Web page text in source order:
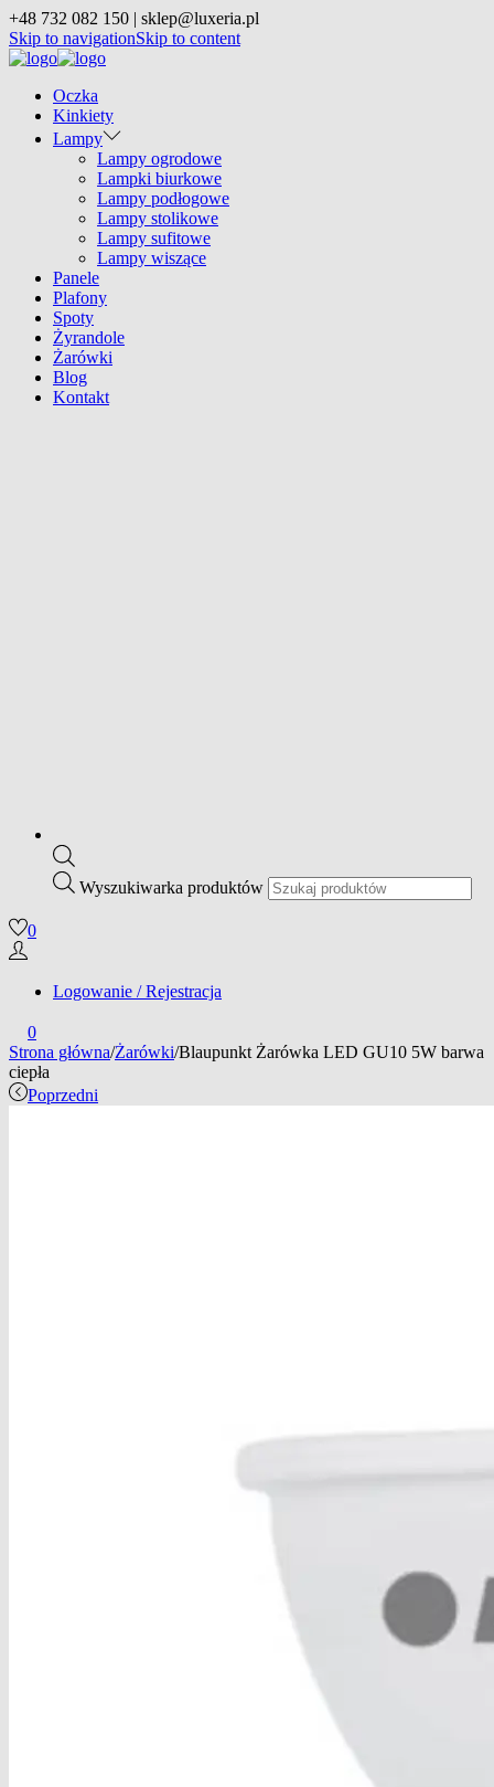
+48 732 082 150 | sklep@luxeria.pl
Skip to navigationSkip to content
Oczka
Kinkiety
Lampy
Lampy ogrodowe
Lampki biurkowe
Lampy podłogowe
Lampy stolikowe
Lampy sufitowe
Lampy wiszące
Panele
Plafony
Spoty
Żyrandole
Żarówki
Blog
Kontakt
Wyszukiwarka produktów
0
Logowanie / Rejestracja
0
Strona główna/Żarówki/Blaupunkt Żarówka LED GU10 5W barwa
ciepła
Poprzedni